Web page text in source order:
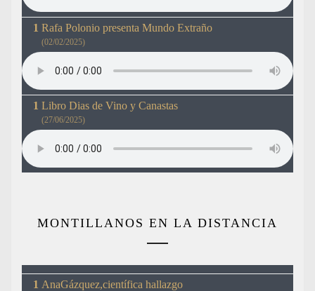
Rafa Polonio presenta Mundo Extraño
(02/02/2025)
Libro Dias de Vino y Canastas
(27/06/2025)
MONTILLANOS EN LA DISTANCIA
AnaGázquez,científica hallazgo